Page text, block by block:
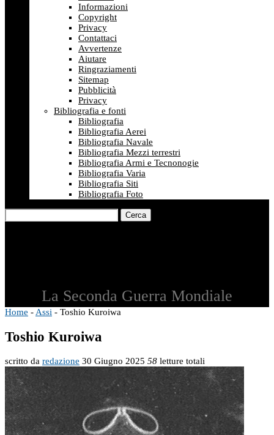
Informazioni
Copyright
Privacy
Contattaci
Avvertenze
Aiutare
Ringraziamenti
Sitemap
Pubblicità
Privacy
Bibliografia e fonti
Bibliografia
Bibliografia Aerei
Bibliografia Navale
Bibliografia Mezzi terrestri
Bibliografia Armi e Tecnonogie
Bibliografia Varia
Bibliografia Siti
Bibliografia Foto
Cerca
La Seconda Guerra Mondiale
Home - Assi - Toshio Kuroiwa
Toshio Kuroiwa
scritto da redazione 30 Giugno 2025 58 letture totali